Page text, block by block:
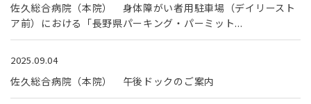
佐久総合病院（本院） 身体障がい者用駐車場（デイリースト
ア前）における「長野県パーキング・パーミット...
2025.09.04
佐久総合病院（本院） 午後ドックのご案内